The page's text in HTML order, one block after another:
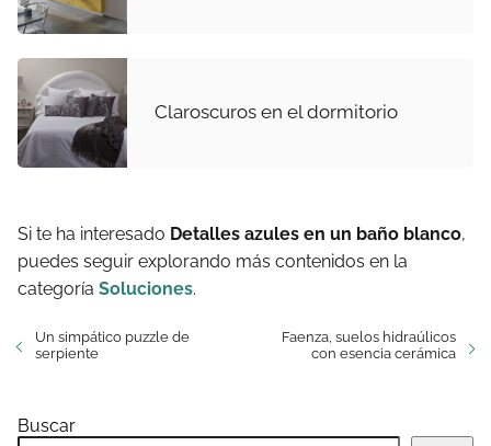
Claroscuros en el dormitorio
Si te ha interesado Detalles azules en un baño blanco,
puedes seguir explorando más contenidos en la
categoría Soluciones.
Un simpático puzzle de
serpiente
Faenza, suelos hidraúlicos
con esencia cerámica
Buscar